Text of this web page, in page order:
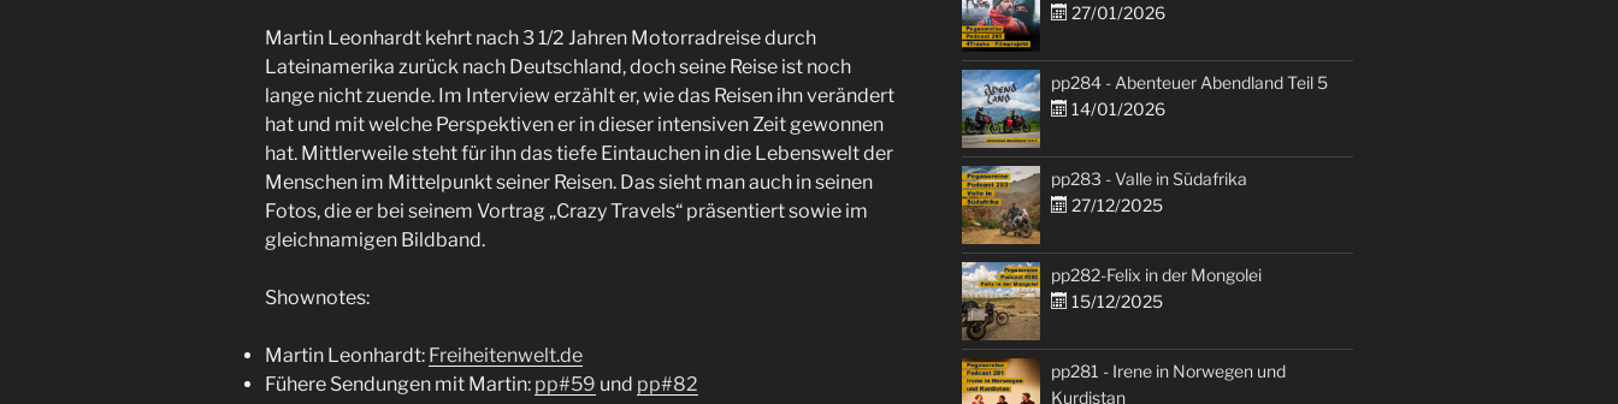
Martin Leonhardt kehrt nach 3 1/2 Jahren Motorradreise durch
Lateinamerika zurück nach Deutschland, doch seine Reise ist noch
lange nicht zuende. Im Interview erzählt er, wie das Reisen ihn verändert
hat und mit welche Perspektiven er in dieser intensiven Zeit gewonnen
hat. Mittlerweile steht für ihn das tiefe Eintauchen in die Lebenswelt der
Menschen im Mittelpunkt seiner Reisen. Das sieht man auch in seinen
Fotos, die er bei seinem Vortrag „Crazy Travels“ präsentiert sowie im
gleichnamigen Bildband.
Shownotes:
Martin Leonhardt: Freiheitenwelt.de
Fühere Sendungen mit Martin: pp#59 und pp#82
27/01/2026
pp284 - Abenteuer Abendland Teil 5
14/01/2026
pp283 - Valle in Südafrika
27/12/2025
pp282-Felix in der Mongolei
15/12/2025
pp281 - Irene in Norwegen und
Kurdistan